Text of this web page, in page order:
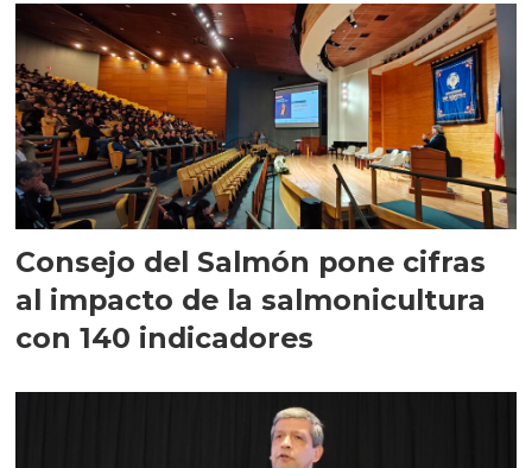
Consejo del Salmón pone cifras
al impacto de la salmonicultura
con 140 indicadores